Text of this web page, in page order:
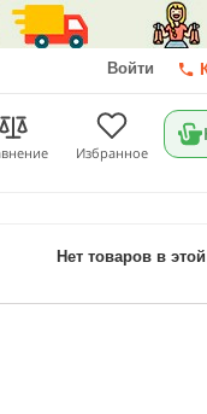
Войти
Избранное
Нет товаров в